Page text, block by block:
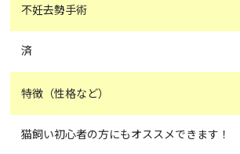
不妊去勢手術
済
特徴（性格など）
猫飼い初心者の方にもオススメできます！